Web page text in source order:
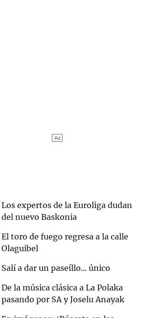
Los expertos de la Euroliga dudan
del nuevo Baskonia
El toro de fuego regresa a la calle
Olaguibel
Salí a dar un paseíllo... único
De la música clásica a La Polaka
pasando por SA y Joselu Anayak